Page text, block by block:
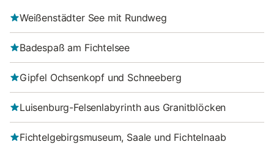
Weißenstädter See mit Rundweg
Badespaß am Fichtelsee
Gipfel Ochsenkopf und Schneeberg
Luisenburg-Felsenlabyrinth aus Granitblöcken
Fichtelgebirgsmuseum, Saale und Fichtelnaab